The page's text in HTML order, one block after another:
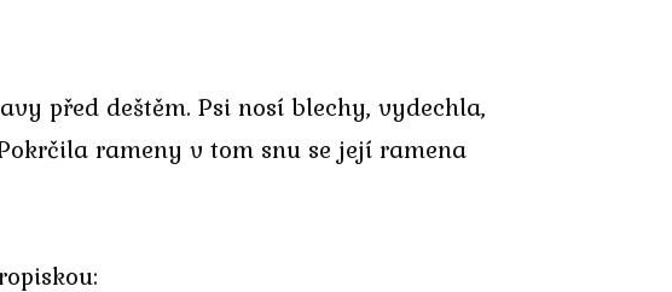
před deštěm. Psi nosí blechy, vydechla,
rameny v tom snu se její ramena